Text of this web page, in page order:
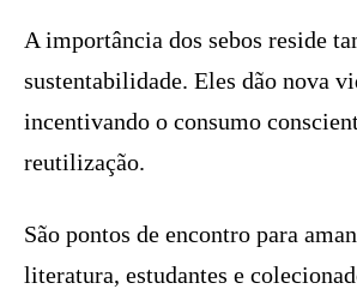
A importância dos sebos reside
sustentabilidade. Eles dão nova
incentivando o consumo
reutilização.
São pontos de encontro para
literatura, estudantes e